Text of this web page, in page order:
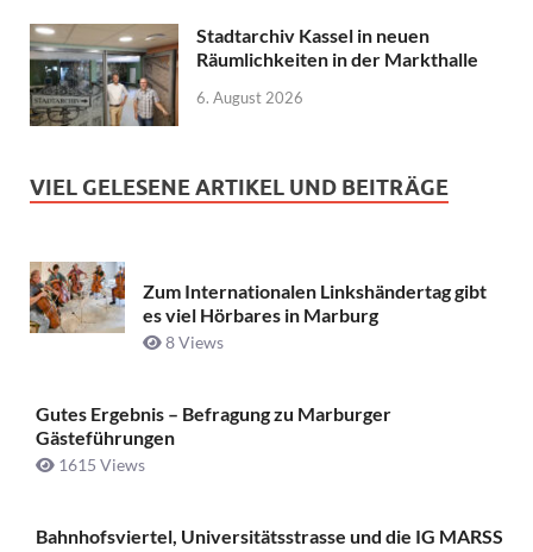
Stadtarchiv Kassel in neuen
Räumlichkeiten in der Markthalle
6. August 2026
VIEL GELESENE ARTIKEL UND BEITRÄGE
Zum Internationalen Linkshändertag gibt
es viel Hörbares in Marburg
8 Views
Gutes Ergebnis – Befragung zu Marburger
Gästeführungen
1615 Views
Bahnhofsviertel, Universitätsstrasse und die IG MARSS